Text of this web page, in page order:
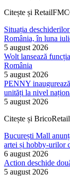
Citește și
Situația
România, în luna
5 august 2026
Wolt lansează
România
5 august 2026
PENNY
unități la nivel
5 august 2026
Citește și
București Mall
artei și hobby-urilor
6 august 2026
Action deschide
5 august 2026